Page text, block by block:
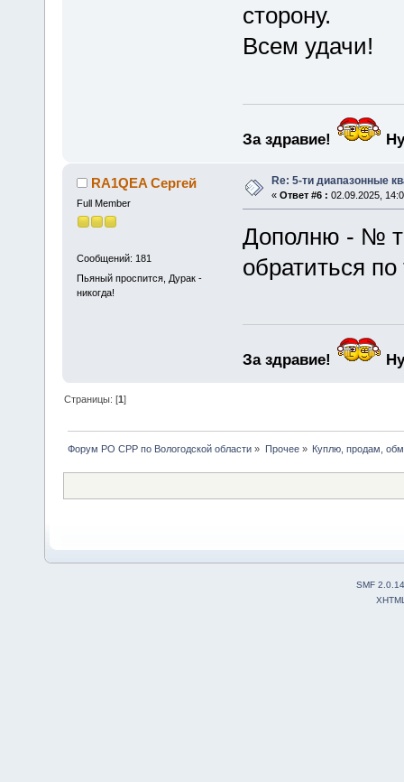
сторону.
Всем удачи!
За здравие!
RA1QEA Сергей
Full Member
Сообщений: 181
Пьяный проспится, Дурак -
никогда!
Re: 5-ти диапазонные
« Ответ #6 : 02.09.2025,
Дополню - №
обратиться
За здравие!
Страницы: [1]
Форум РО СРР по Вологодской области » Прочее» Куплю, продам,
SMF 2.0.14